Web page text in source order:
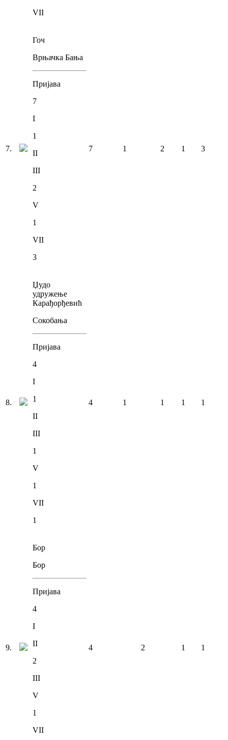
VII
7.
Гоч
Врњачка Бања
Пријава
7
I
1
II
III
2
V
1
VII
3
7 1 2 1 3
8.
Џудо
удружење
Карађорђевић
Сокобања
Пријава
4
I
1
II
III
1
V
1
VII
1
4 1 1 1 1
9.
Бор
Бор
Пријава
4
I
II
2
III
V
1
VII
4 2 1 1